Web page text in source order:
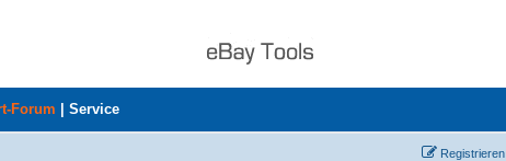
Forum Service
Registrieren